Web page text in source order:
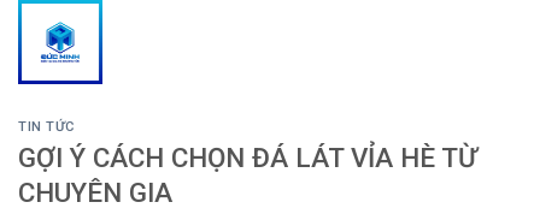
Skip
content
TIN TỨC
GỢI Ý CÁCH CHỌN ĐÁ LÁT VỈA HÈ TỪ
CHUYÊN GIA